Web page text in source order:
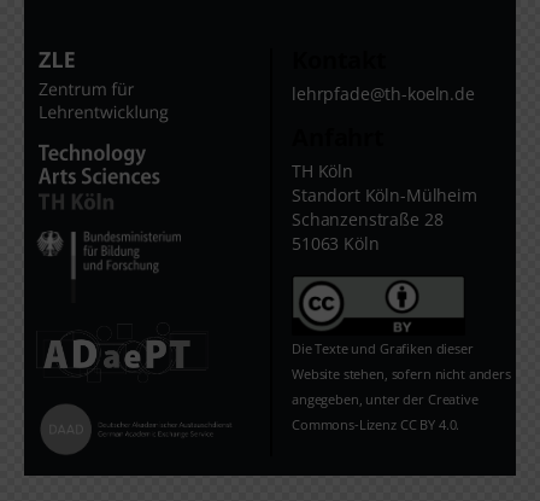
lehrpfade@th-koeln.de
TH Köln
Standort Köln-Mülheim
Schanzenstraße 28
51063 Köln
Die Texte und Grafiken dieser
Website stehen, sofern nicht anders
angegeben, unter der Creative
Commons-Lizenz CC BY 4.0.